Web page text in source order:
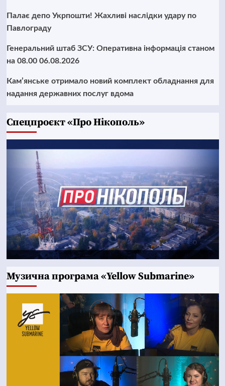
Палає депо Укрпошти! Жахливі наслідки удару по
Павлограду
Генеральний штаб ЗСУ: Оперативна інформація станом
на 08.00 06.08.2026
Кам’янське отримало новий комплект обладнання для
надання державних послуг вдома
Cпецпроєкт «Про Нікополь»
Музична програма «Yellow Submarine»